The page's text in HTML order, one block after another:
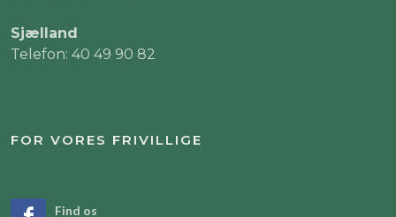
Sjælland
Telefon: 40 49 90 82
FOR VORES FRIVILLIGE
Find os